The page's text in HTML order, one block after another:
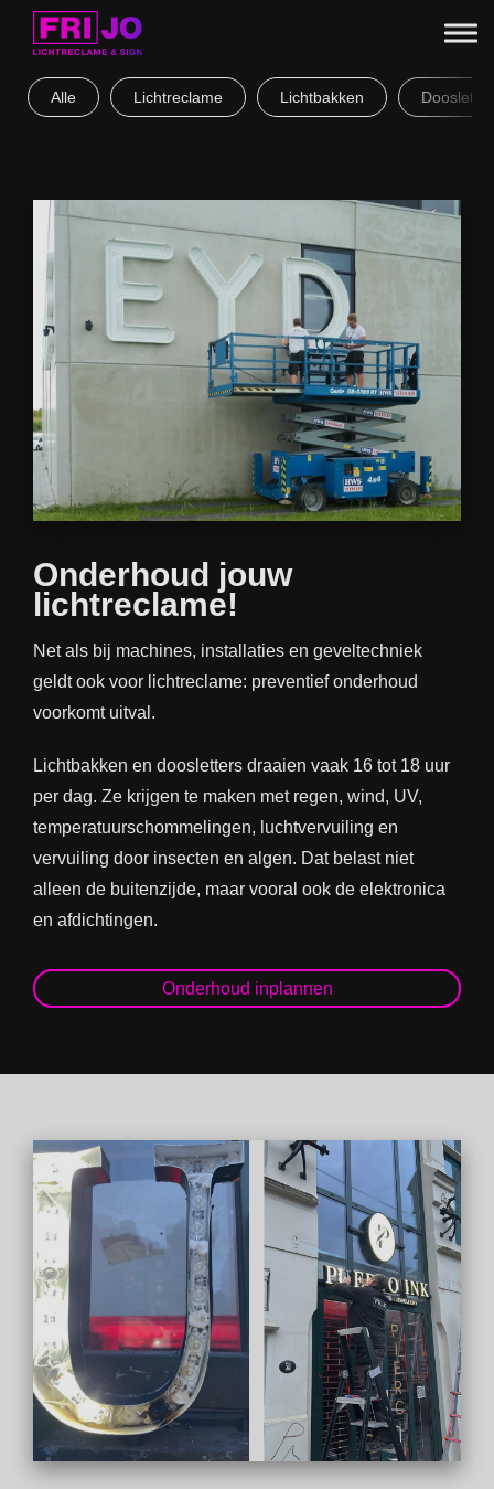
Alle Lichtreclame Lichtbakken
Onderhoud jouw
lichtreclame!
Net als bij machines, installaties en geveltechniek
geldt ook voor lichtreclame: preventief onderhoud
voorkomt uitval.
Lichtbakken en doosletters draaien vaak 16 tot 18 uur
per dag. Ze krijgen te maken met regen, wind, UV,
temperatuurschommelingen, luchtvervuiling en
vervuiling door insecten en algen. Dat belast niet
alleen de buitenzijde, maar vooral ook de elektronica
en afdichtingen.
Onderhoud inplannen